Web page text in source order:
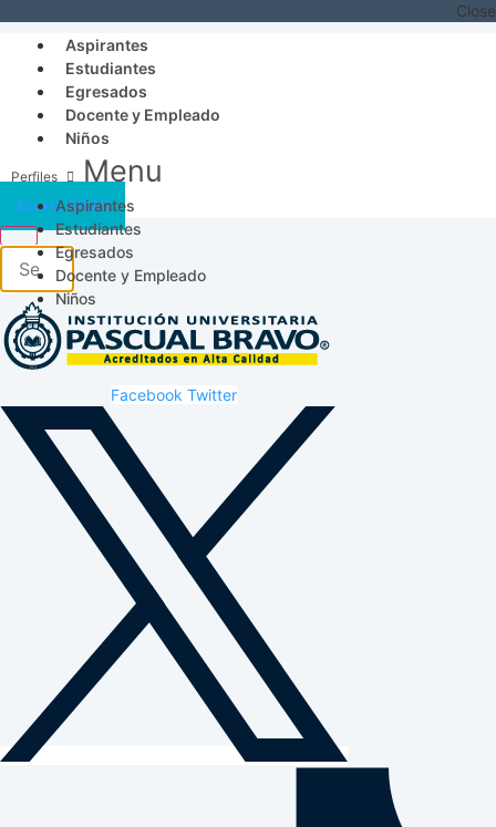
Close
Aspirantes
Estudiantes
Egresados
Docente y Empleado
Niños
Menu
Aspirantes
Estudiantes
Egresados
Docente y Empleado
Niños
Acceso SICAU
Facebook Twitter